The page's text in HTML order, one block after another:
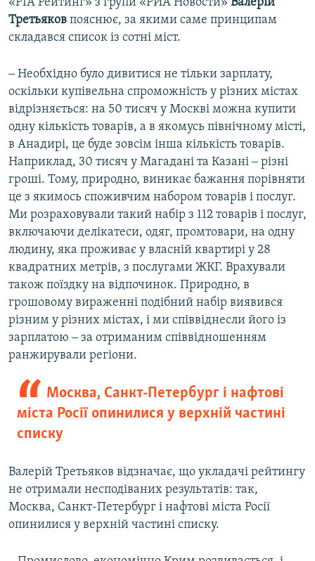
«РІА Рейтинг» з групи «РИА Новости» Валерій
Третьяков пояснює, за якими саме принципам
складався список із сотні міст.
‒ Необхідно було дивитися не тільки зарплату,
оскільки купівельна спроможність у різних містах
відрізняється: на 50 тисяч у Москві можна купити
одну кількість товарів, а в якомусь північному місті,
в Анадирі, це буде зовсім інша кількість товарів.
Наприклад, 30 тисяч у Магадані та Казані ‒ різні
гроші. Тому, природно, виникає бажання порівняти
це з якимось споживчим набором товарів і послуг.
Ми розраховували такий набір з 112 товарів і послуг,
включаючи делікатеси, одяг, промтовари, на одну
людину, яка проживає у власній квартирі у 28
квадратних метрів, з послугами ЖКГ. Врахували
також поїздку на відпочинок. Природно, в
грошовому вираженні подібний набір виявився
різним у різних містах, і ми співвіднесли його із
зарплатою ‒ за отриманим співвідношенням
ранжирували регіони.
Москва, Санкт-Петербург і нафтові
міста Росії опинилися у верхній частині
списку
Валерій Третьяков відзначає, що укладачі рейтингу
не отримали несподіваних результатів: так,
Москва, Санкт-Петербург і нафтові міста Росії
опинилися у верхній частині списку.